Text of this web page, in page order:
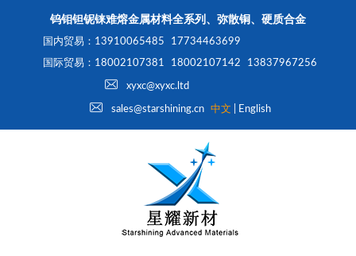
钨钼钽铌铼难熔金属材料全系列、弥散铜、硬质合金
国内贸易：13910065485
国际贸易：18002107381
17734463699
18002107142 13837967256
xyxc@xyxc.ltd
sales@starshining.cn 中文 English